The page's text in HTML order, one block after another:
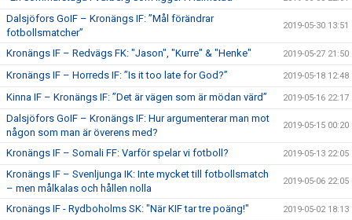
Dalsjöfors GoIF – Kronängs IF: ”Mål förändrar
fotbollsmatcher”
2019-05-30 13:51
Kronängs IF – Redvägs FK: "Jason", "Kurre" & "Henke" 2019-05-27 21:50
Kronängs IF – Horreds IF: ”Is it too late for God?” 2019-05-18 12:48
Kinna IF – Kronängs IF: ”Det är vägen som är mödan värd” 2019-05-16 22:17
Dalsjöfors GoIF – Kronängs IF: Hur argumenterar man mot
någon som man är överens med?
2019-05-15 00:20
Kronängs IF – Somali FF: Varför spelar vi fotboll? 2019-05-13 22:05
Kronängs IF – Svenljunga IK: Inte mycket till fotbollsmatch
– men målkalas och hållen nolla
2019-05-06 22:05
Kronängs IF - Rydboholms SK: "När KIF tar tre poäng!" 2019-05-02 18:13